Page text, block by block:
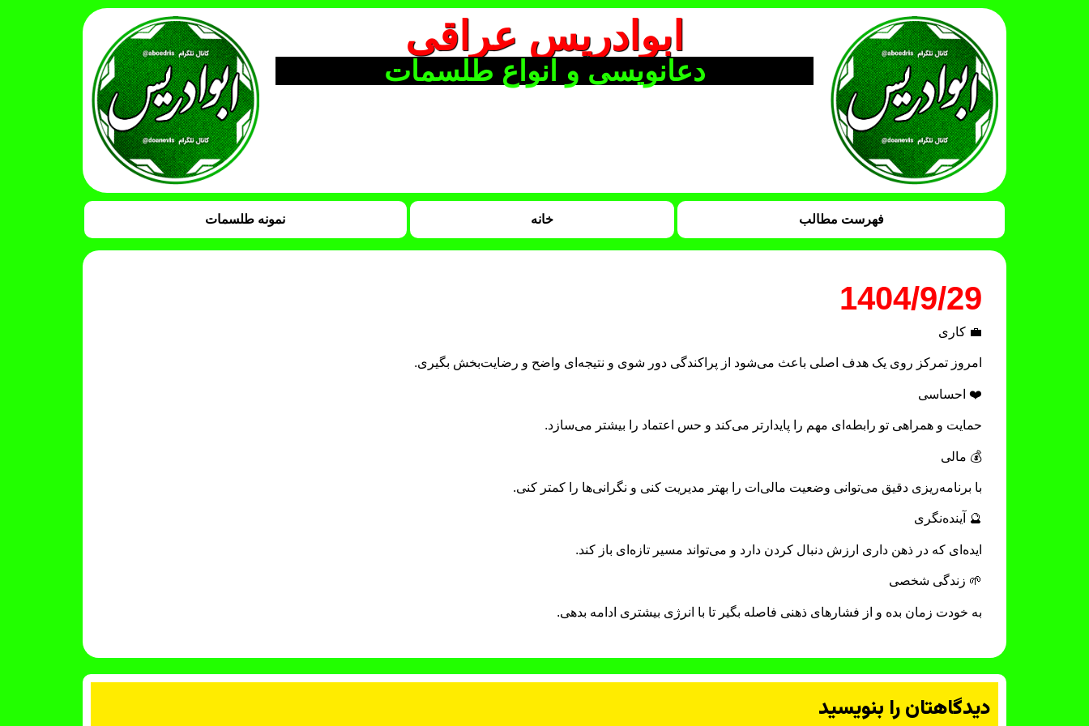
ابوادریس عراقی
دعانویسی و انواع طلسمات
فهرست مطالب خانه نمونه طلسمات
1404/9/29
💼 کاری
امروز تمرکز روی یک هدف اصلی باعث می‌شود از پراکندگی دور شوی و نتیجه‌ای واضح و رضایت‌بخش بگیری.
❤️ احساسی
حمایت و همراهی تو رابطه‌ای مهم را پایدارتر می‌کند و حس اعتماد را بیشتر می‌سازد.
💰 مالی
با برنامه‌ریزی دقیق می‌توانی وضعیت مالی‌ات را بهتر مدیریت کنی و نگرانی‌ها را کمتر کنی.
🔮 آینده‌نگری
ایده‌ای که در ذهن داری ارزش دنبال کردن دارد و می‌تواند مسیر تازه‌ای باز کند.
🌱 زندگی شخصی
به خودت زمان بده و از فشارهای ذهنی فاصله بگیر تا با انرژی بیشتری ادامه بدهی.
دیدگاهتان را بنویسید